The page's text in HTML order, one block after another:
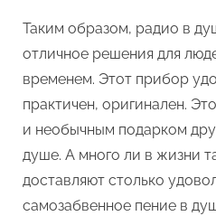
Таким образом, радио в
отличное решения для
временем. Этот прибор
практичен, оригинален.
и необычным подарком
душе. А много ли в жизни
доставляют столько
самозабвенное пение в